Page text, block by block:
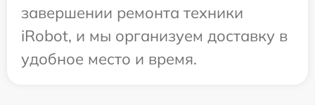
завершении ремонта техники
iRobot, и мы организуем доставку в
удобное место и время.